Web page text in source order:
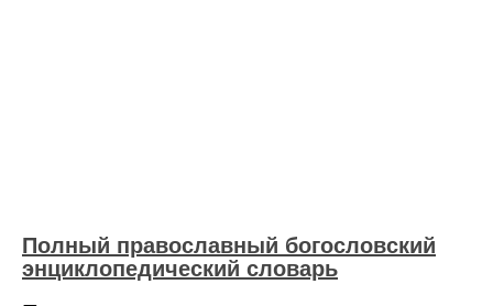
Полный православный богословский
энциклопедический словарь